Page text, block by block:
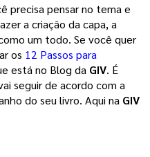
precisa pensar no tema e
a criação da capa, a
um todo. Se você quer
os 12 Passos para
está no Blog da GIV. É
seguir de acordo com a
do seu livro. Aqui na GIV